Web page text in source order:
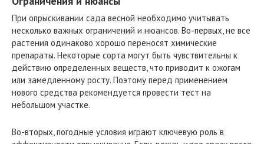
При опрыскивании сада весной необходимо учитывать
несколько важных ограничений и нюансов. Во-первых, не все
растения одинаково хорошо переносят химические
препараты. Некоторые сорта могут быть чувствительны к
действию определенных веществ, что приводит к ожогам
или замедленному росту. Поэтому перед применением
нового средства рекомендуется провести тест на
небольшом участке.
Во-вторых, погодные условия играют ключевую роль в